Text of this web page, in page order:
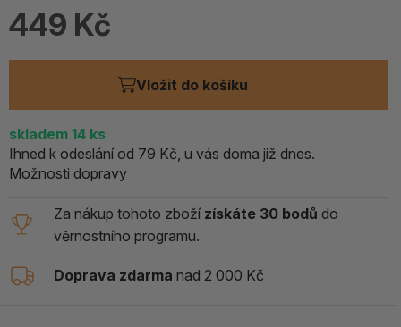
449 Kč
Vložit do košíku
skladem 14 ks
Ihned k odeslání od 79 Kč, u vás doma již dnes.
Možnosti dopravy
Za nákup tohoto zboží získáte 30 bodů do
věrnostního programu.
Doprava zdarma nad 2 000 Kč